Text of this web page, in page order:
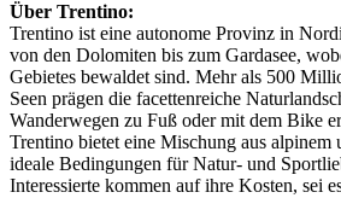
Über Trentino:
Trentino ist eine autonome Provinz in
von den Dolomiten bis zum Gardasee,
Gebietes bewaldet sind. Mehr als 500
Seen prägen die facettenreiche
Wanderwegen zu Fuß oder mit dem Bike
Trentino bietet eine Mischung aus alpinem
ideale Bedingungen für Natur- und
Interessierte kommen auf ihre Kosten, sei